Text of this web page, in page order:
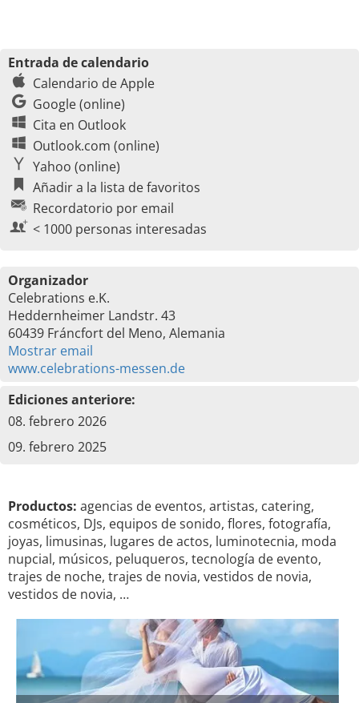
Entrada de calendario
Calendario de Apple
Google (online)
Cita en Outlook
Outlook.com (online)
Yahoo (online)
Añadir a la lista de favoritos
Recordatorio por email
< 1000 personas interesadas
Organizador
Celebrations e.K.
Heddernheimer Landstr. 43
60439 Fráncfort del Meno, Alemania
Mostrar email
www.celebrations-messen.de
Ediciones anteriore:
08. febrero 2026
09. febrero 2025
Productos: agencias de eventos, artistas, catering,
cosméticos, DJs, equipos de sonido, flores, fotografía,
joyas, limusinas, lugares de actos, luminotecnia, moda
nupcial, músicos, peluqueros, tecnología de evento,
trajes de noche, trajes de novia, vestidos de novia,
vestidos de novia, …